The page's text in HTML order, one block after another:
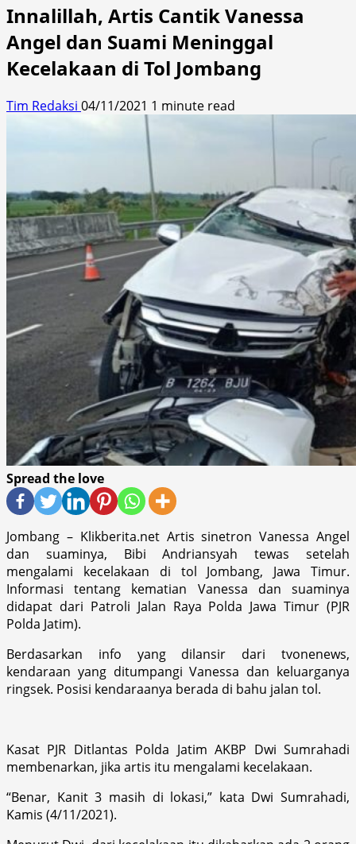
Innalillah, Artis Cantik Vanessa
Angel dan Suami Meninggal
Kecelakaan di Tol Jombang
Tim Redaksi 04/11/2021 1 minute read
Spread the love
Jombang – Klikberita.net Artis sinetron Vanessa Angel
dan suaminya, Bibi Andriansyah tewas setelah
mengalami kecelakaan di tol Jombang, Jawa Timur.
Informasi tentang kematian Vanessa dan suaminya
didapat dari Patroli Jalan Raya Polda Jawa Timur (PJR
Polda Jatim).
Berdasarkan info yang dilansir dari tvonenews,
kendaraan yang ditumpangi Vanessa dan keluarganya
ringsek. Posisi kendaraanya berada di bahu jalan tol.
Kasat PJR Ditlantas Polda Jatim AKBP Dwi Sumrahadi
membenarkan, jika artis itu mengalami kecelakaan.
“Benar, Kanit 3 masih di lokasi,” kata Dwi Sumrahadi,
Kamis (4/11/2021).